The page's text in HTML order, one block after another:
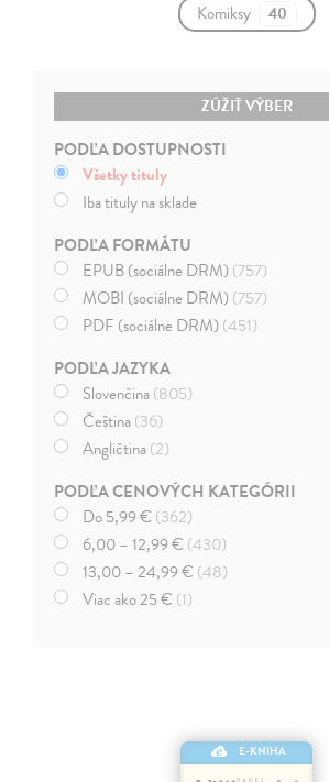
Komiksy 40
ZÚŽIŤ VÝBER
PODĽA DOSTUPNOSTI
Všetky tituly
Iba tituly na sklade
PODĽA FORMÁTU
EPUB (sociálne DRM)(757)
MOBI (sociálne DRM)(757)
PDF (sociálne DRM)(451)
PODĽA JAZYKA
Slovenčina(805)
Čeština(36)
Angličtina(2)
PODĽA CENOVÝCH KATEGÓRII
Do 5,99 € (362)
6,00 – 12,99 € (430)
13,00 – 24,99 € (48)
Viac ako 25 € (1)
E-KNIHA